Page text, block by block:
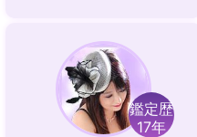
鑑定歴
17年